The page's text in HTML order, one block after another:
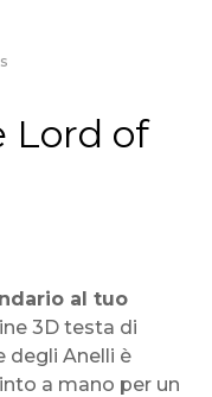
Lord of
al tuo
3D testa di
degli Anelli è
a mano per un